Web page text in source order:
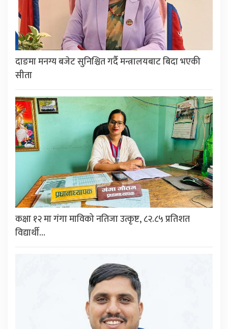
दाङमा मनग्य बजेट सुनिश्चित गर्दै मन्त्रालयबाट बिदा भएकी
सीता
कक्षा १२ मा गंगा माविको नतिजा उत्कृष्ट, ८२.८५ प्रतिशत
विद्यार्थी…